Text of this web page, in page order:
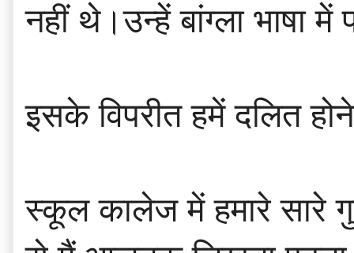
नहीं थे।उन्हें बांग्ला भाषा
इसके विपरीत हमें दलित
स्कूल कालेज में हमारे सारे